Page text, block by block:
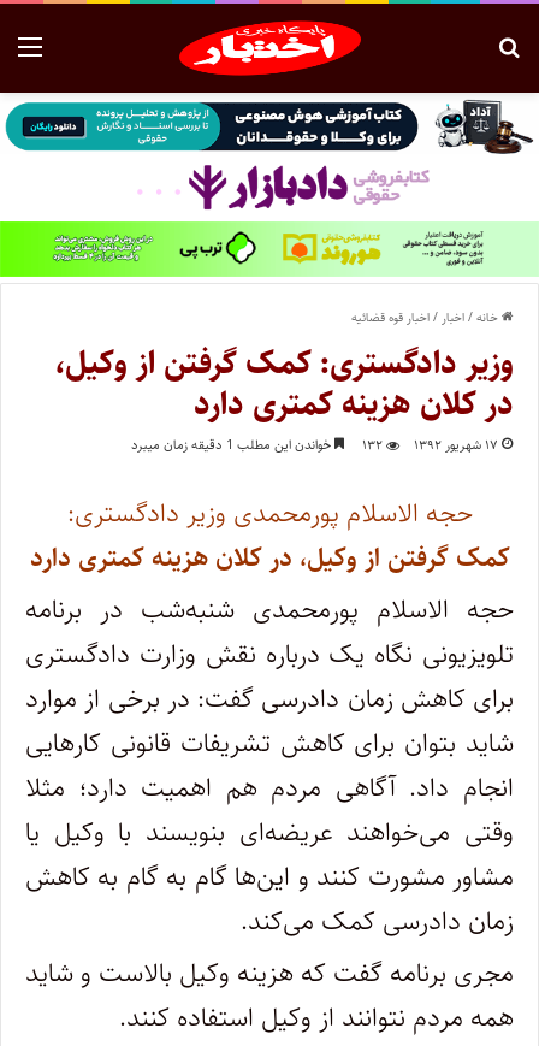
خانه/اخبار /اخبار قوه قضائیه
وزیر دادگستری: کمک گرفتن از وکیل،
در کلان هزینه‌ کمتری دارد
۱۷ شهریور ۱۳۹۲ ۱۳۲ خواندن این مطلب 1 دقیقه زمان میبرد
حجه الاسلام پورمحمدی وزیر دادگستری:
کمک گرفتن از وکیل، در کلان هزینه‌ کمتری دارد
حجه الاسلام پورمحمدی شنبه‌شب در برنامه‌
تلویزیونی نگاه یک درباره‌ نقش وزارت دادگستری
برای کاهش زمان دادرسی گفت: در برخی از موارد
شاید بتوان برای کاهش تشریفات قانونی کارهایی
انجام داد. آگاهی مردم هم اهمیت دارد؛ مثلا
وقتی می‌خواهند عریضه‌ای بنویسند با وکیل یا
مشاور مشورت کنند و این‌ها گام به گام به کاهش
زمان دادرسی کمک می‌کند.
مجری برنامه گفت که هزینه‌ وکیل بالاست و شاید
همه مردم نتوانند از وکیل استفاده کنند.